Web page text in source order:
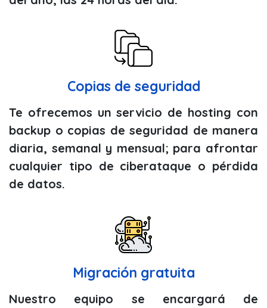
Copias de seguridad
Te ofrecemos un servicio de hosting con
backup o copias de seguridad de manera
diaria, semanal y mensual; para afrontar
cualquier tipo de ciberataque o pérdida
de datos.
Migración gratuita
Nuestro equipo se encargará de